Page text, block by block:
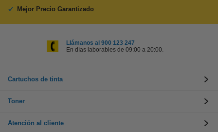
Mejor Precio Garantizado
Llámanos al 900 123 247
En días laborables de 09:00 a 20:00.
Cartuchos de tinta
Toner
Atención al cliente